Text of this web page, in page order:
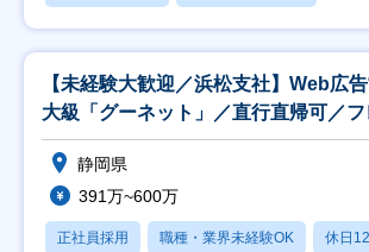
【未経験大歓迎／浜松支社】Web広
大級「グーネット」／直行直帰可／フ
静岡県
391万~600万
正社員採用 職種・業界未経験OK 休日